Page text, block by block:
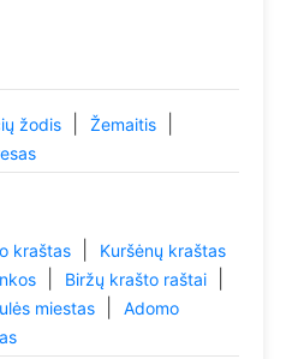
žodis Žemaitis
kraštas Kuršėnų kraštas
Biržų krašto raštai
miestas
Adomo